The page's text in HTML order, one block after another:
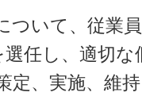
ついて、従業
選任し、適切
定、実施、維